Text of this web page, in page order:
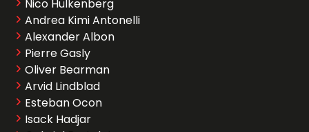
Nico Hülkenberg
Andrea Kimi Antonelli
Alexander Albon
Pierre Gasly
Oliver Bearman
Arvid Lindblad
Esteban Ocon
Isack Hadjar